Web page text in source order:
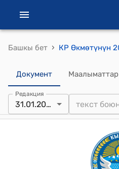
Башкы бет ›
Документ Маалыматтар
Редакция
31.01.2026